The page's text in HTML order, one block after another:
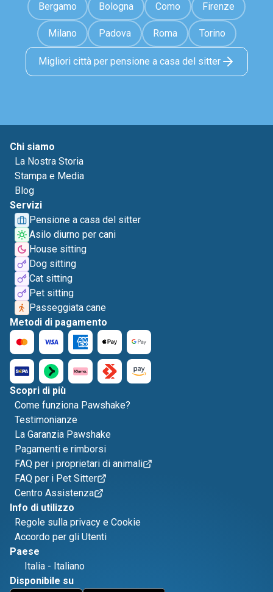
Bergamo Bologna Como Firenze
Milano Padova Roma Torino
Migliori città per pensione a casa del sitter
Chi siamo
La Nostra Storia
Stampa e Media
Blog
Servizi
Pensione a casa del sitter
Asilo diurno per cani
House sitting
Dog sitting
Cat sitting
Pet sitting
Passeggiata cane
Metodi di pagamento
Scopri di più
Come funziona Pawshake?
Testimonianze
La Garanzia Pawshake
Pagamenti e rimborsi
FAQ per i proprietari di animali
FAQ per i Pet Sitter
Centro Assistenza
Info di utilizzo
Regole sulla privacy e Cookie
Accordo per gli Utenti
Paese
Italia - Italiano
Disponibile su